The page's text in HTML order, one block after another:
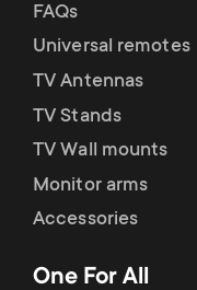
FAQs
Universal remotes
TV Antennas
TV Stands
TV Wall mounts
Monitor arms
Accessories
One For All